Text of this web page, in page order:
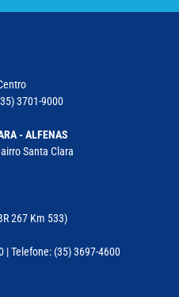
3701-9000
- ALFENAS
Santa Clara
267 Km 533)
| Telefone: (35) 3697-4600